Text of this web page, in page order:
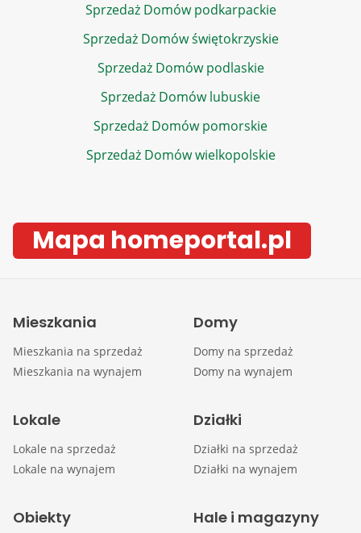
Sprzedaż Domów podkarpackie
Sprzedaż Domów świętokrzyskie
Sprzedaż Domów podlaskie
Sprzedaż Domów lubuskie
Sprzedaż Domów pomorskie
Sprzedaż Domów wielkopolskie
Mapa homeportal.pl
Mieszkania
Mieszkania na sprzedaż
Mieszkania na wynajem
Domy
Domy na sprzedaż
Domy na wynajem
Lokale
Lokale na sprzedaż
Lokale na wynajem
Działki
Działki na sprzedaż
Działki na wynajem
Obiekty Hale i magazyny